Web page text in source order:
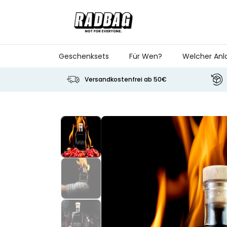
Geschenksets Für Wen? Welcher
Versandkostenfrei ab 50€